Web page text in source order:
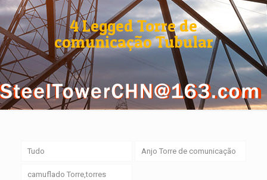
4 Legged Torre de
comunicação Tubular
Tudo Anjo Torre de comunicação
camuflado Torre,torres